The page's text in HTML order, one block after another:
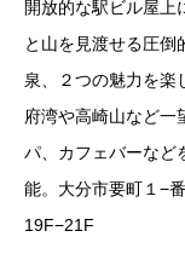
開放的な駅ビル屋上
と山を見渡せる圧倒
泉、２つの魅力を楽
府湾や高崎山など一
パ、カフェバーなど
能。大分市要町１−
19F−21F